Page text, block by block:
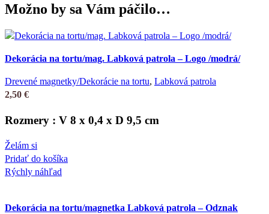
Možno by sa Vám páčilo…
Dekorácia na tortu/mag. Labková patrola – Logo /modrá/
Drevené magnetky/Dekorácie na tortu, Labková patrola
2,50 €
Rozmery : V 8 x 0,4 x D 9,5 cm
Želám si
Pridať do košíka
Rýchly náhľad
Dekorácia na tortu/magnetka Labková patrola – Odznak